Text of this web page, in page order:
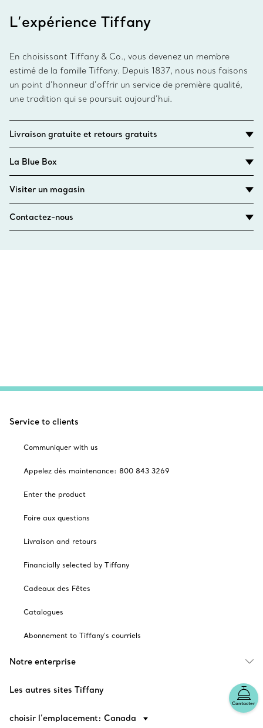
L’expérience Tiffany
En choisissant Tiffany & Co., vous devenez un membre
estimé de la famille Tiffany. Depuis 1837, nous nous faisons
un point d’honneur d’offrir un service de première qualité,
une tradition qui se poursuit aujourd’hui.
Livraison gratuite et retours gratuits
La Blue Box
Visiter un magasin
Contactez-nous
Contacter
Service to clients
Communiquer with us
Appelez dès maintenance: 800 843 3269
Enter the product
Foire aux questions
Livraison and retours
Financially selected by Tiffany
Cadeaux des Fêtes
Catalogues
Abonnement to Tiffany's courriels
Notre enterprise
Les autres sites Tiffany
choisir l’emplacement: Canada